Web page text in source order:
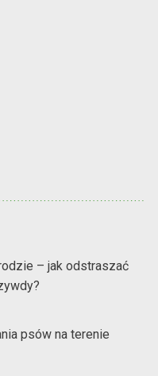
– jak odstraszać
psów na terenie